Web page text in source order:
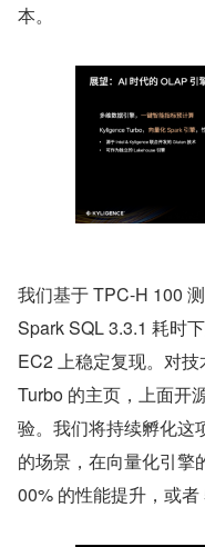
本。
我们基于 TPC-H 100
Spark SQL 3.3.1 耗时
EC2 上稳定复现。对
Turbo 的主页，上面开
验。我们将持续孵化这
的场景，在向量化引擎
00% 的性能提升，或者